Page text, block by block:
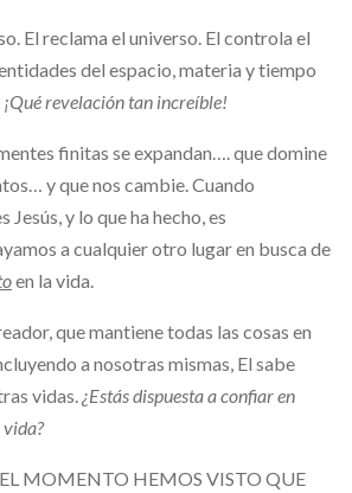
El reclama el universo. El controla el
del espacio, materia y tiempo
¡Qué revelación tan increíble!
finitas se expandan…. que domine
y que nos cambie. Cuando
Jesús, y lo que ha hecho, es
a cualquier otro lugar en busca de
en la vida.
que mantiene todas las cosas en
a nosotras mismas, El sabe
vidas.¿Estás dispuesta a confiar en
MOMENTO HEMOS VISTO QUE